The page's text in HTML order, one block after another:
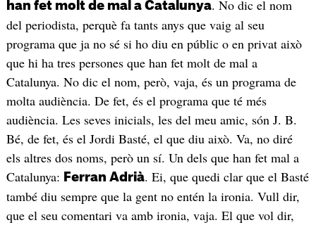
han fet molt de mal a Catalunya. No dic el nom
del periodista, perquè fa tants anys que vaig al seu
programa que ja no sé si ho diu en públic o en privat això
que hi ha tres persones que han fet molt de mal a
Catalunya. No dic el nom, però, vaja, és un programa de
molta audiència. De fet, és el programa que té més
audiència. Les seves inicials, les del meu amic, són J. B.
Bé, de fet, és el Jordi Basté, el que diu això. Va, no diré
els altres dos noms, però un sí. Un dels que han fet mal a
Catalunya: Ferran Adrià. Ei, que quedi clar que el Basté
també diu sempre que la gent no entén la ironia. Vull dir,
que el seu comentari va amb ironia, vaja. El que vol dir,